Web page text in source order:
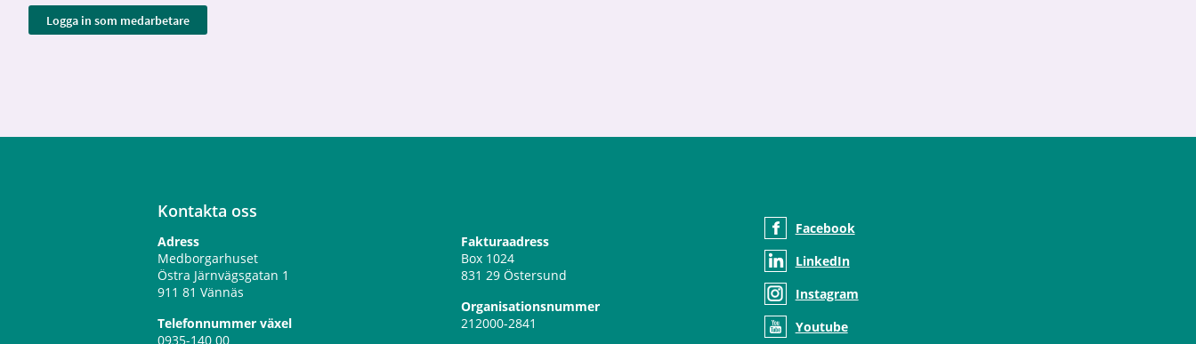
Kontakta oss
Adress
Medborgarhuset
Östra Järnvägsgatan 1
911 81 Vännäs
Telefonnummer växel
0935-140 00
Fakturaadress
Box 1024
831 29 Östersund
Organisationsnummer
212000-2841
Facebook
LinkedIn
Instagram
Youtube